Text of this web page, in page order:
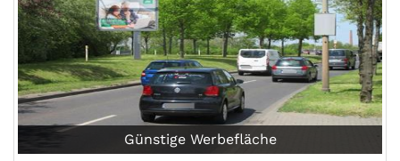
Günstige Werbefläche